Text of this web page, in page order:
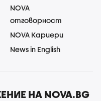
NOVA
отговорност
NOVA Кариери
News in English
НА NOVA.BG